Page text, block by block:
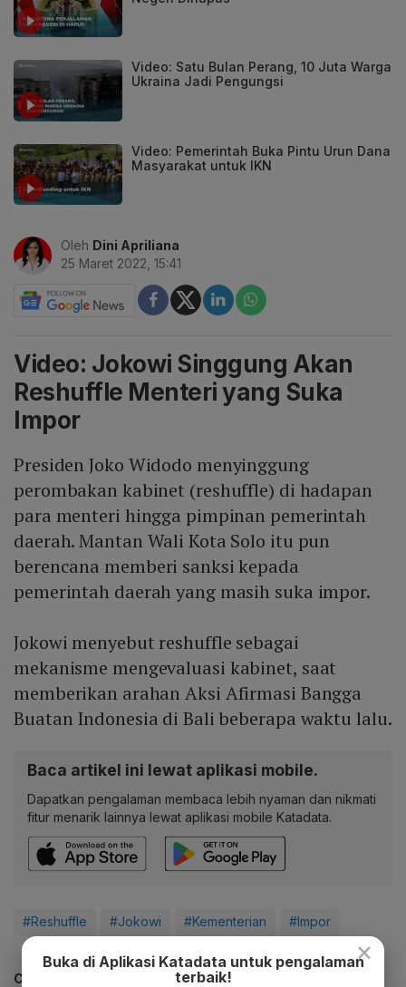
Video: Satu Bulan Perang, 10 Juta Warga
Ukraina Jadi Pengungsi
Video: Pemerintah Buka Pintu Urun Dana
Masyarakat untuk IKN
Oleh Dini Apriliana
25 Maret 2022, 15:41
Video: Jokowi Singgung Akan
Reshuffle Menteri yang Suka
Impor
Presiden Joko Widodo menyinggung
perombakan kabinet (reshuffle) di hadapan
para menteri hingga pimpinan pemerintah
daerah. Mantan Wali Kota Solo itu pun
berencana memberi sanksi kepada
pemerintah daerah yang masih suka impor.
Jokowi menyebut reshuffle sebagai
mekanisme mengevaluasi kabinet, saat
memberikan arahan Aksi Afirmasi Bangga
Buatan Indonesia di Bali beberapa waktu lalu.
Baca artikel ini lewat aplikasi mobile.
Dapatkan pengalaman membaca lebih nyaman dan nikmati
fitur menarik lainnya lewat aplikasi mobile Katadata.
#Reshuffle #Jokowi #Kementerian #Impor
CEK JUGA DATA INI
×
Buka di Aplikasi Katadata untuk pengalaman
terbaik!